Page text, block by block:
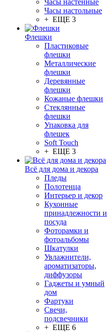
Часы настенные
Часы настольные
+ ЕЩЕ 3
Флешки
Пластиковые
флешки
Металлические
флешки
Деревянные
флешки
Кожаные флешки
Стеклянные
флешки
Упаковка для
флешек
Soft Touch
+ ЕЩЕ 3
Всё для дома и декора
Пледы
Полотенца
Интерьер и декор
Кухонные
принадлежности и
посуда
Фоторамки и
фотоальбомы
Шкатулки
Увлажнители,
ароматизаторы,
диффузоры
Гаджеты и умный
дом
Фартуки
Свечи,
подсвечники
+ ЕЩЕ 6